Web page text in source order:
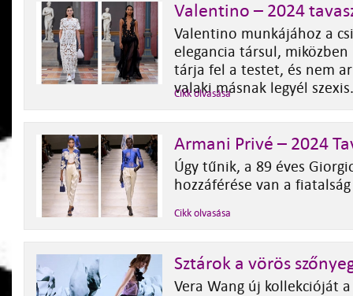
Valentino – 2024
Valentino munkájához a
elegancia társul,
tárja fel a testet, és nem
valaki másnak legyél szexis.
Cikk olvasása
Armani Privé – 2024
Úgy tűnik, a 89 éves
hozzáférése van a
Cikk olvasása
Sztárok a vörös
Vera Wang új kollekcióját